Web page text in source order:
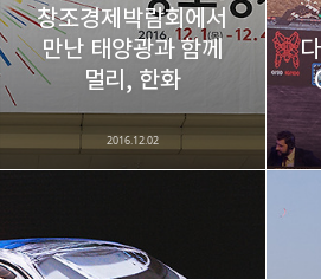
카카오스토리 밴드
창조경제박람회에서
만난 태양광과 함께
멀리, 한화
2016.12.02